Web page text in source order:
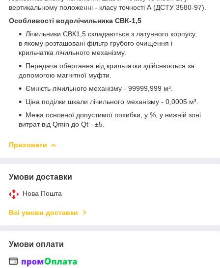
вертикальному положенні - класу точності А (ДСТУ 3580-97).
Особливості водолічильника СВК-1,5
Лічильники СВК1,5 складаються з латунного корпусу,
в якому розташовані фільтр грубого очищення і
крильчатка лічильного механізму.
Передача обертання від крильчатки здійснюється за
допомогою магнітної муфти.
Ємність лічильного механізму - 99999,999 м³.
Ціна поділки шкали лічильного механізму - 0,0005 м³.
Межа основної допустимої похибки, у %, у нижній зоні
витрат від Qmin до Qt - ±5.
Приховати
Умови доставки
Нова Пошта
Всі умови доставки
Умови оплати